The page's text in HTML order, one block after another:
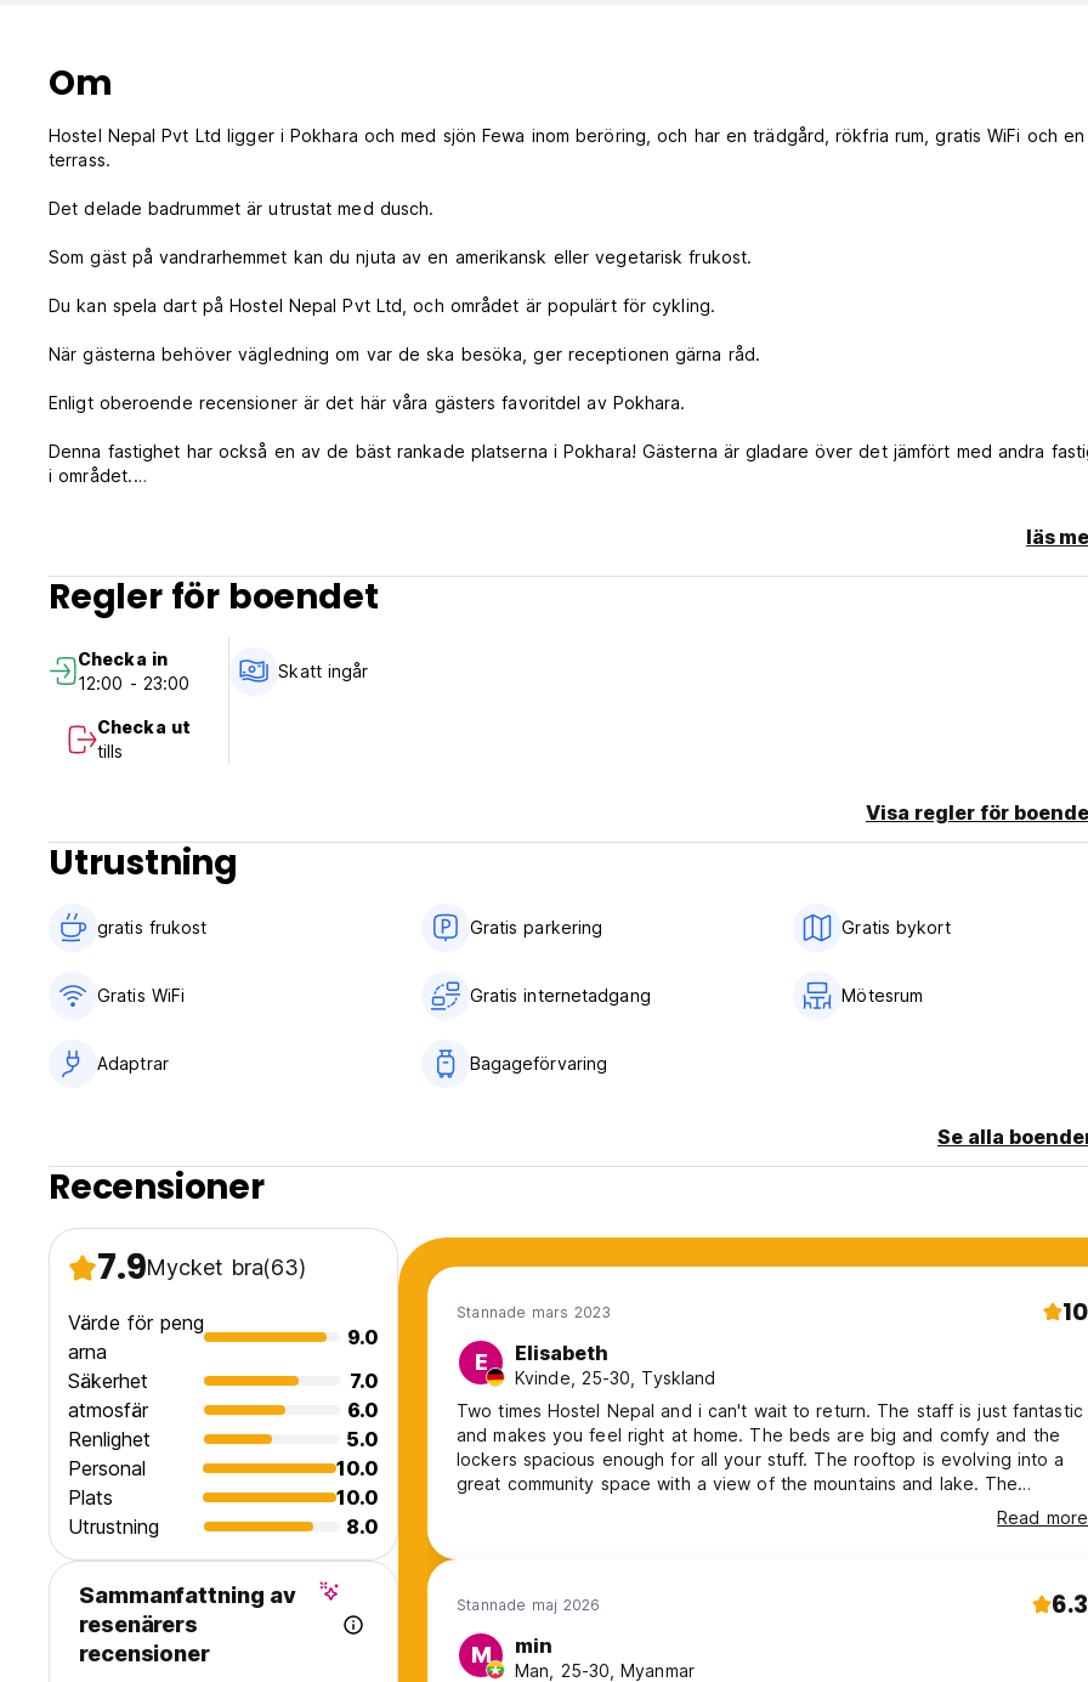
Om
Hostel Nepal Pvt Ltd ligger i Pokhara och med sjön Fewa inom beröring, och har en trädgård, rökfria rum, gratis WiFi och en
terrass.
Det delade badrummet är utrustat med dusch.
Som gäst på vandrarhemmet kan du njuta av en amerikansk eller vegetarisk frukost.
Du kan spela dart på Hostel Nepal Pvt Ltd, och området är populärt för cykling.
När gästerna behöver vägledning om var de ska besöka, ger receptionen gärna råd.
Enligt oberoende recensioner är det här våra gästers favoritdel av Pokhara.
Denna fastighet har också en av de bäst rankade platserna i Pokhara! Gästerna är gladare över det jämfört med andra
i området.
*** Fastighetspolicy och villkor:
2. Incheckning från kl. 12.00 till 23.00.
3. Utcheckning före kl. 12.00.
4. Betalning endast kontant vid ankomst.
5. Receptionens öppettider 09:00-23:00.
6. Ingen åldersbegränsning.
9. Inga husdjur.
(Auto-translated from original language)
läs
Regler för boendet
Checka in
12:00 - 23:00
Checka ut
tills
Skatt ingår
Visa regler för
Utrustning
gratis frukost‎ Gratis parkering Gratis bykort
Gratis WiFi Gratis internetadgang Mötesrum
Adaptrar Bagageförvaring
Se alla
Recensioner
7.9Mycket bra(63)
Värde för peng
arna
9.0
Säkerhet
7.0
atmosfär
6.0
Renlighet
5.0
Personal
10.0
Plats
10.0
Utrustning
8.0
Sammanfattning av
resenärers
recensioner
Stannade mars 2023 10
E Elisabeth
Kvinde, 25-30, Tyskland
Two times Hostel Nepal and i can't wait to return. The staff is just fantastic
and makes you feel right at home. The beds are big and comfy and the
lockers spacious enough for all your stuff. The rooftop is evolving into a
great community space with a view of the mountains and lake. The
Read more
Stannade maj 2026 6.3
M min
Man, 25-30, Myanmar